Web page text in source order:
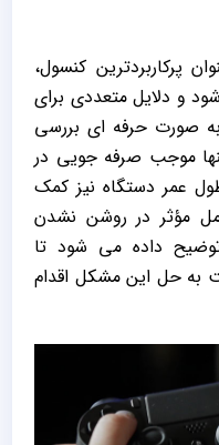
پرکاربردترین کنسول،
و دلایل متعددی برای
به صورت حرفه ‌ای بررسی
موجب صرفه‌ جویی در
عمر دستگاه نیز کمک
مؤثر در روشن نشدن
داده می‌ شود تا
به حل این مشکل اقدام